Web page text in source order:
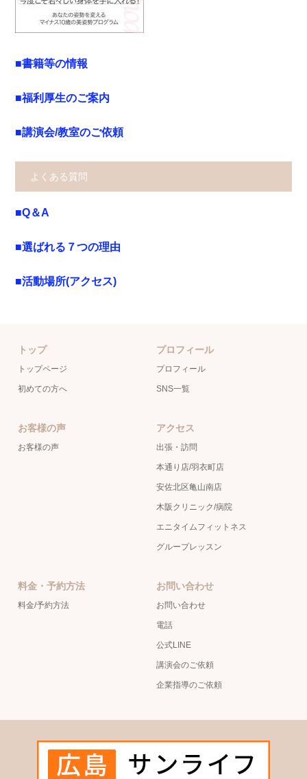
■書籍等の情報
■福利厚生のご案内
■講演会/教室のご依頼
よくある質問
■Q＆A
■選ばれる７つの理由
■活動場所(アクセス)
トップ
トップページ
初めての方へ
プロフィール
プロフィール
SNS一覧
お客様の声
お客様の声
アクセス
出張・訪問
本通り店/羽衣町店
安佐北区亀山南店
木阪クリニック/病院
エニタイムフィットネス
グループレッスン
料金・予約方法
料金/予約方法
お問い合わせ
お問い合わせ
電話
公式LINE
講演会のご依頼
企業指導のご依頼